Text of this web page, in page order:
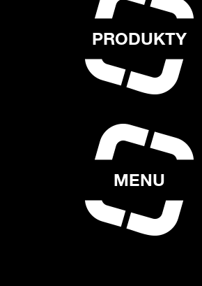
PRODUKTY
MENU